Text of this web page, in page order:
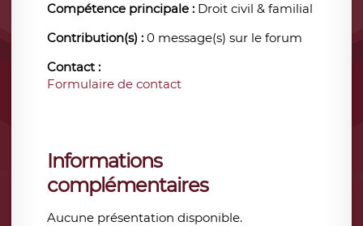
Compétence principale : Droit civil & familial
Contribution(s) : 0 message(s) sur le forum
Contact :
Formulaire de contact
Informations
complémentaires
Aucune présentation disponible.